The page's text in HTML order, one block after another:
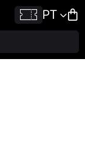
PT